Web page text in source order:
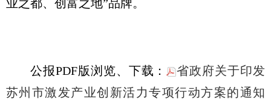
业之都、创富之地”品牌。
公报PDF版浏览、下载：
省政府关于印发
苏州市激发产业创新活力专项行动方案的通知